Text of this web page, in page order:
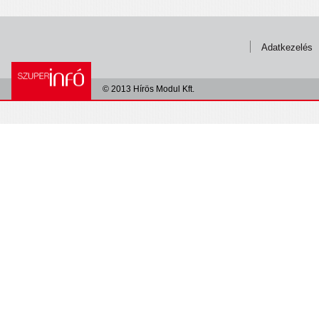
Adatkezelés
© 2013 Hírös Modul Kft.